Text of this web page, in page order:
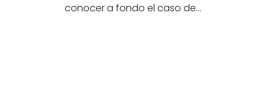
conocer a fondo el caso de…